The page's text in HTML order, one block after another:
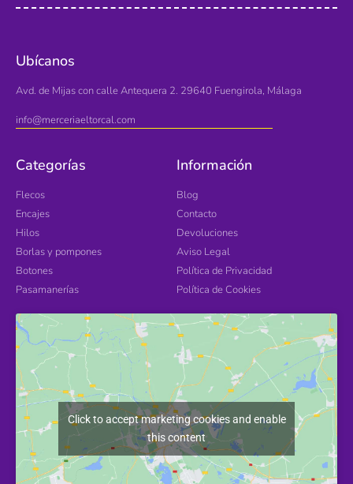
Ubícanos
Avd. de Mijas con calle Antequera 2. 29640 Fuengirola, Málaga
info@merceriaeltorcal.com
Categorías
Flecos
Encajes
Hilos
Borlas y pompones
Botones
Pasamanerías
Información
Blog
Contacto
Devoluciones
Aviso Legal
Política de Privacidad
Política de Cookies
Click to accept marketing cookies and enable
this content